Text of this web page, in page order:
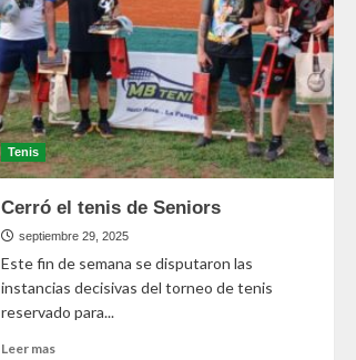
Tenis
Cerró el tenis de Seniors
septiembre 29, 2025
Este fin de semana se disputaron las
instancias decisivas del torneo de tenis
reservado para...
Leer mas